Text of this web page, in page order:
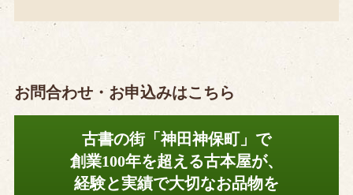
お問合わせ・お申込みはこちら
古書の街「神田神保町」で
創業100年を超える古本屋が、
経験と実績で大切なお品物を